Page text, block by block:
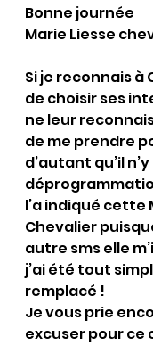
Bonne journée
Marie Liesse
Si je reconnais à
de choisir ses
ne leur
de me prendre
d’autant qu’il
l’a indiqué cette
Chevalier
autre sms elle
j’ai été tout
remplacé !
Je vous prie
excuser pour ce